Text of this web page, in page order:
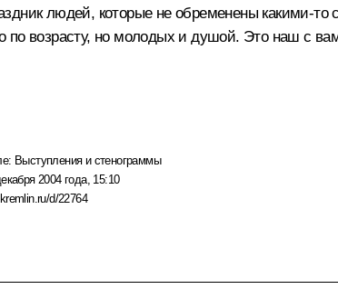
людей, которые не обременены
возрасту, но молодых и душой. Это наш с
Выступления и стенограммы
2004 года, 15:10
kremlin.ru/d/22764